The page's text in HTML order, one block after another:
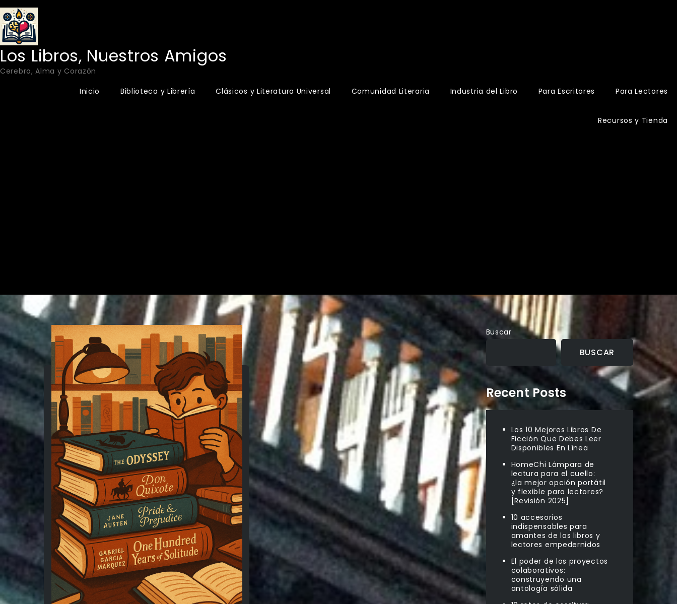
Skip
to
content
Los Libros, Nuestros Amigos
Cerebro, Alma y Corazón
Inicio
Biblioteca y Librería Clásicos y Literatura Universal Comunidad Literaria Industria del Libro Para Escritores Para Lectores
Recursos y Tienda
Buscar
BUSCAR
Recent Posts
Los 10 Mejores Libros De
Ficción Que Debes Leer
Disponibles En Línea
HomeChi Lámpara de
lectura para el cuello:
¿la mejor opción portátil
y flexible para lectores?
[Revisión 2025]
10 accesorios
indispensables para
amantes de los libros y
lectores empedernidos
El poder de los proyectos
colaborativos:
construyendo una
antología sólida